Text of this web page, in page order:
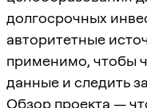
долгосрочных
авторитетные
применимо, чтобы
данные и следить
Обзор проекта —